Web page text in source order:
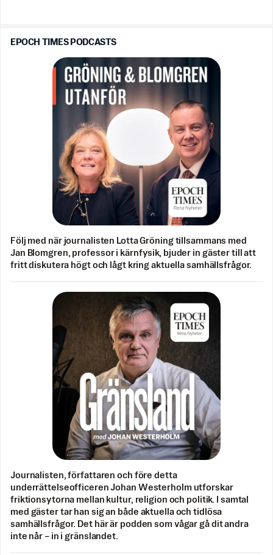
EPOCH TIMES PODCASTS
Följ med när journalisten Lotta Gröning tillsammans med
Jan Blomgren, professor i kärnfysik, bjuder in gäster till att
fritt diskutera högt och lågt kring aktuella samhällsfrågor.
Journalisten, författaren och före detta
underrättelseofficeren Johan Westerholm utforskar
friktionsytorna mellan kultur, religion och politik. I samtal
med gäster tar han sig an både aktuella och tidlösa
samhällsfrågor. Det här är podden som vågar gå dit andra
inte når – in i gränslandet.